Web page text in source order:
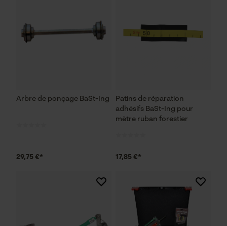
Arbre de ponçage BaSt-Ing
29,75 €*
Patins de réparation
adhésifs BaSt-Ing pour
mètre ruban forestier
17,85 €*